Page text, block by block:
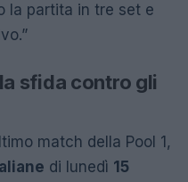
la partita in tre set e
sfida contro gli
match della Pool 1,
di lunedì 15